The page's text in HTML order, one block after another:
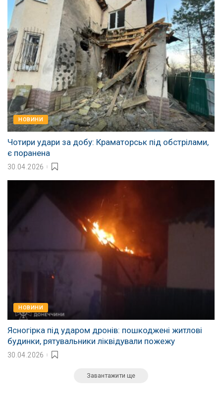
НОВИНИ
Чотири удари за добу: Краматорськ під обстрілами,
є поранена
30.04.2026
НОВИНИ
Ясногірка під ударом дронів: пошкоджені житлові
будинки, рятувальники ліквідували пожежу
30.04.2026
Завантажити ще